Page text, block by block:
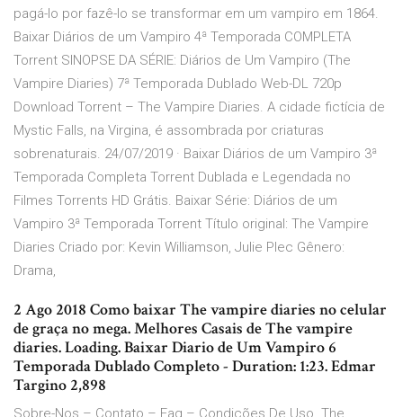
pagá-lo por fazê-lo se transformar em um vampiro em 1864.
Baixar Diários de um Vampiro 4ª Temporada COMPLETA
Torrent SINOPSE DA SÉRIE: Diários de Um Vampiro (The
Vampire Diaries) 7ª Temporada Dublado Web-DL 720p
Download Torrent – The Vampire Diaries. A cidade fictícia de
Mystic Falls, na Virgina, é assombrada por criaturas
sobrenaturais. 24/07/2019 · Baixar Diários de um Vampiro 3ª
Temporada Completa Torrent Dublada e Legendada no
Filmes Torrents HD Grátis. Baixar Série: Diários de um
Vampiro 3ª Temporada Torrent Título original: The Vampire
Diaries Criado por: Kevin Williamson, Julie Plec Gênero:
Drama,
2 Ago 2018 Como baixar The vampire diaries no celular
de graça no mega. Melhores Casais de The vampire
diaries. Loading. Baixar Diario de Um Vampiro 6
Temporada Dublado Completo - Duration: 1:23. Edmar
Targino 2,898